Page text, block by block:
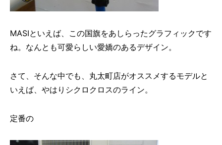
MASIといえば、この国旗をあしらったグラフィックです
ね。なんとも可愛らしい愛嬌のあるデザイン。
さて、そんな中でも、丸太町店がオススメするモデルと
いえば、やはりシクロクロスのライン。
定番の